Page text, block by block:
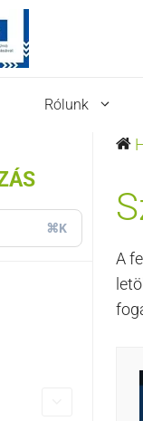
Rólunk
⌘K
A